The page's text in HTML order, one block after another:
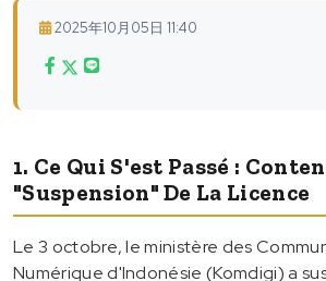
2025年10月05日 11:40
1. Ce Qui S'est Passé :
"suspension" De La Licence
Le 3 octobre, le ministère des
Numérique d'Indonésie (Komdigi) a